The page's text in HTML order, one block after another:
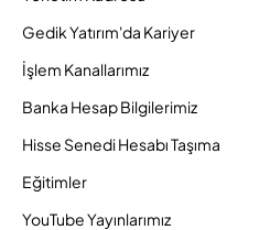
Gedik Yatırım'da Kariyer
İşlem Kanallarımız
Banka Hesap Bilgilerimiz
Hisse Senedi Hesabı Taşıma
Eğitimler
YouTube Yayınlarımız